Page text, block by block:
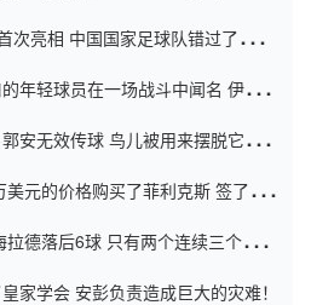
次亮相 中国国家足球队错过了世界
年轻球员在一场战斗中闻名 伊万放
安无效传球 鸟儿被用来摆脱它
元的价格购买了菲利克斯 签了7年
德落后6球 只有两个连续三个连续
家学会 安彭负责造成巨大的灾难！